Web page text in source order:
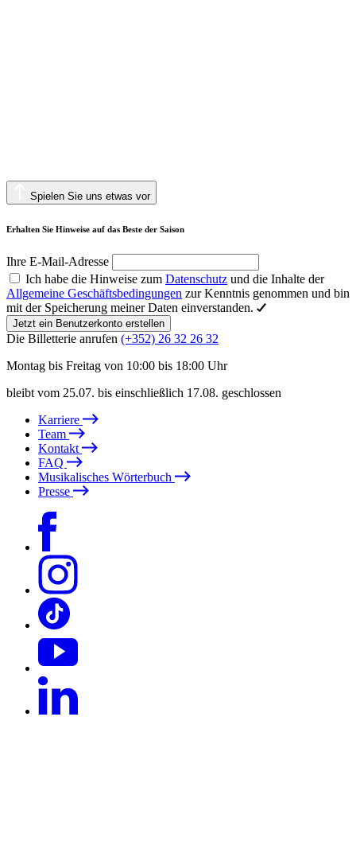
Spielen Sie uns etwas vor
Erhalten Sie Hinweise auf das Beste der Saison
Ihre E-Mail-Adresse
Ich habe die Hinweise zum Datenschutz und die Inhalte der
Allgemeine Geschäftsbedingungen zur Kenntnis genommen und bin
mit der Speicherung meiner Daten einverstanden.
Jetzt ein Benutzerkonto erstellen
Die Billetterie anrufen (+352) 26 32 26 32
Montag bis Freitag von 10:00 bis 18:00 Uhr
bleibt vom 25.07. bis einschließlich 17.08. geschlossen
Karriere
Team
Kontakt
FAQ
Musikalisches Wörterbuch
Presse